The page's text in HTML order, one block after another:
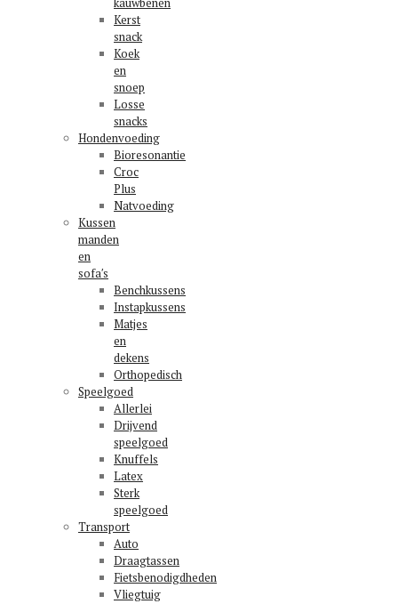
Kerst
snack
Koek
en
snoep
Losse
snacks
Hondenvoeding
Bioresonantie
Croc
Plus
Natvoeding
Kussen
manden
en
sofa′s
Benchkussens
Instapkussens
Matjes
en
dekens
Orthopedisch
Speelgoed
Allerlei
Drijvend
speelgoed
Knuffels
Latex
Sterk
speelgoed
Transport
Auto
Draagtassen
Fietsbenodigdheden
Vliegtuig